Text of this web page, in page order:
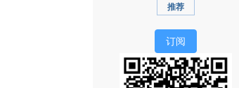
推荐
订阅